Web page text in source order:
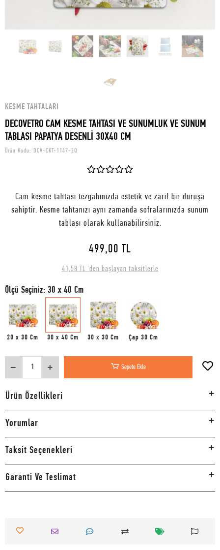
KESME TAHTALARI
DECOVETRO CAM KESME TAHTASI VE SUNUMLUK VE SUNUM
TABLASI PAPATYA DESENLİ 30X40 CM
Ürün Kodu: DCV-CKT-1147-2Q
Cam kesme tahtası tezgahınızda estetik ve zarif bir duruşa
sahiptir. Kesme tahtanızı aynı zamanda sofralarınızda sunum
tablası olarak kullanabilirsiniz.
499,00 TL
41,58 TL 'den başlayan taksitlerle
Ölçü Seçiniz: 30 x 40 Cm
20 x 30 Cm 30 x 40 Cm 30 x 30 Cm Çap 30 Cm
Sepete Ekle
Ürün Özellikleri
Yorumlar
Taksit Seçenekleri
Garanti Ve Teslimat